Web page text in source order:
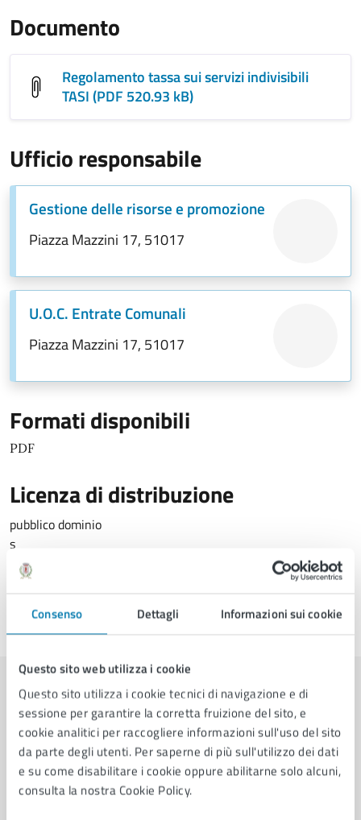
Consenso Dettagli Informazioni sui cookie
Questo sito web utilizza i cookie
Questo sito utilizza i cookie tecnici di navigazione e di
sessione per garantire la corretta fruizione del sito, e
cookie analitici per raccogliere informazioni sull'uso del sito
da parte degli utenti. Per saperne di più sull'utilizzo dei dati
e su come disabilitare i cookie oppure abilitarne solo alcuni,
consulta la nostra Cookie Policy.
Documento
Regolamento tassa sui servizi indivisibili
TASI (PDF 520.93 kB)
Ufficio responsabile
Gestione delle risorse e promozione
Piazza Mazzini 17, 51017
U.O.C. Entrate Comunali
Piazza Mazzini 17, 51017
Formati disponibili
PDF
Licenza di distribuzione
pubblico dominio
s
18/03/2025, 13:03
Contenuti correlati
Amministrazione